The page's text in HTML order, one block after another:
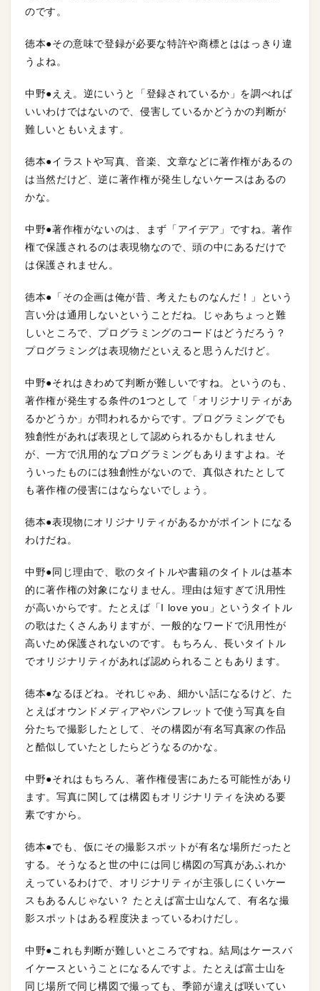
のです。
徳本●その意味で登録が必要な特許や商標とははっきり違
うよね。
中野●ええ。逆にいうと「登録されているか」を調べれば
いいわけではないので、侵害しているかどうかの判断が
難しいともいえます。
徳本●イラストや写真、音楽、文章などに著作権があるの
は当然だけど、逆に著作権が発生しないケースはあるの
かな。
中野●著作権がないのは、まず「アイデア」ですね。著作
権で保護されるのは表現物なので、頭の中にあるだけで
は保護されません。
徳本●「その企画は俺が昔、考えたものなんだ！」という
言い分は通用しないということだね。じゃあちょっと難
しいところで、プログラミングのコードはどうだろう？
プログラミングは表現物だといえると思うんだけど。
中野●それはきわめて判断が難しいですね。というのも、
著作権が発生する条件の1つとして「オリジナリティがあ
るかどうか」が問われるからです。プログラミングでも
独創性があれば表現として認められるかもしれません
が、一方で汎用的なプログラミングもありますよね。そ
ういったものには独創性がないので、真似されたとして
も著作権の侵害にはならないでしょう。
徳本●表現物にオリジナリティがあるかがポイントになる
わけだね。
中野●同じ理由で、歌のタイトルや書籍のタイトルは基本
的に著作権の対象になりません。理由は短すぎて汎用性
が高いからです。たとえば「I love you」というタイトル
の歌はたくさんありますが、一般的なワードで汎用性が
高いため保護されないのです。もちろん、長いタイトル
でオリジナリティがあれば認められることもあります。
徳本●なるほどね。それじゃあ、細かい話になるけど、た
とえばオウンドメディアやパンフレットで使う写真を自
分たちで撮影したとして、その構図が有名写真家の作品
と酷似していたとしたらどうなるのかな。
中野●それはもちろん、著作権侵害にあたる可能性があり
ます。写真に関しては構図もオリジナリティを決める要
素ですから。
徳本●でも、仮にその撮影スポットが有名な場所だったと
する。そうなると世の中には同じ構図の写真があふれか
えっているわけで、オリジナリティが主張しにくいケー
スもあるんじゃない？ たとえば富士山なんて、有名な撮
影スポットはある程度決まっているわけだし。
中野●これも判断が難しいところですね。結局はケースバ
イケースということになるんですよ。たとえば富士山を
同じ場所で同じ構図で撮っても、季節が違えば咲いてい